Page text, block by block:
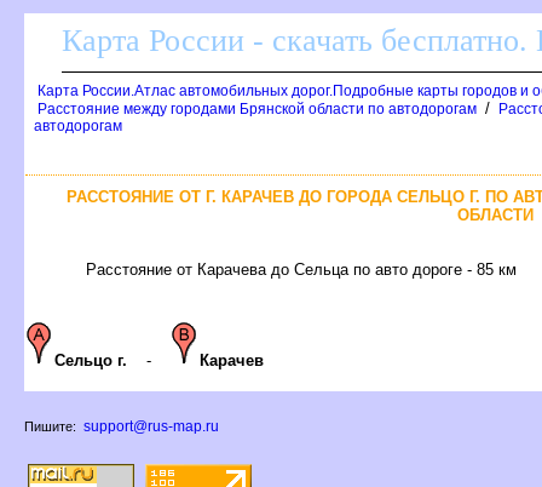
Карта России - скачать
Карта России.Атлас автомобильных дорог.Подробные карты городов и
Расстояние между городами Брянской области по автодорогам /
автодорогам
РАССТОЯНИЕ ОТ Г. КАРАЧЕВ ДО ГОРОДА СЕЛЬЦО Г. ПО
ОБЛАСТИ
Расстояние от Карачева до Сельца по авто дороге - 85 км
Сельцо г. - Карачев
Пишите: support@rus-map.ru